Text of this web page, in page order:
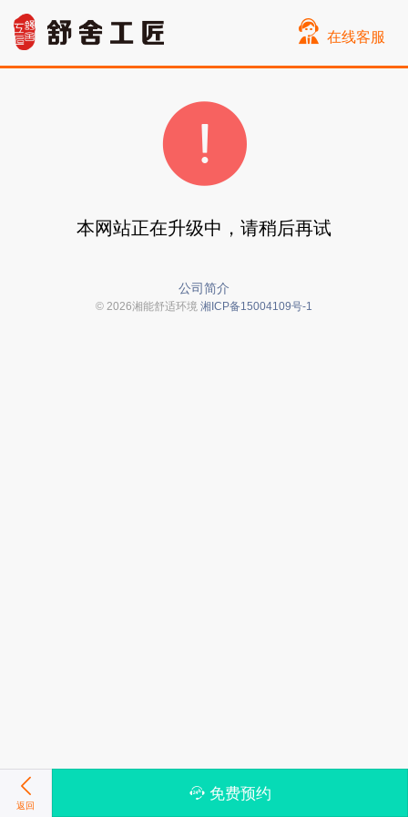
返回
免费预约
在线客服
本网站正在升级中，请稍后再试
公司简介
© 2026湘能舒适环境 湘ICP备15004109号-1